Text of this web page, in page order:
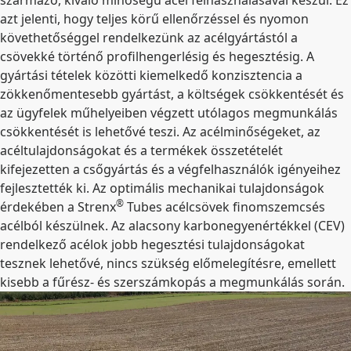
azt jelenti, hogy teljes körű ellenőrzéssel és nyomon
követhetőséggel rendelkezünk az acélgyártástól a
csövekké történő profilhengerlésig és hegesztésig. A
gyártási tételek közötti kiemelkedő konzisztencia a
zökkenőmentesebb gyártást, a költségek csökkentését és
az ügyfelek műhelyeiben végzett utólagos megmunkálás
csökkentését is lehetővé teszi. Az acélminőségeket, az
acéltulajdonságokat és a termékek összetételét
kifejezetten a csőgyártás és a végfelhasználók igényeihez
fejlesztették ki. Az optimális mechanikai tulajdonságok
érdekében a Strenx® Tubes acélcsövek finomszemcsés
acélból készülnek. Az alacsony karbonegyenértékkel (CEV)
rendelkező acélok jobb hegesztési tulajdonságokat
tesznek lehetővé, nincs szükség előmelegítésre, emellett
kisebb a fűrész- és szerszámkopás a megmunkálás során.